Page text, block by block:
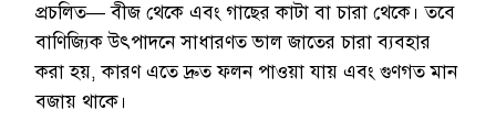
প্রচলিত— বীজ থেকে এবং গাছের কাটা বা চারা থেকে। তবে
বাণিজ্যিক উৎপাদনে সাধারণত ভাল জাতের চারা ব্যবহার
করা হয়, কারণ এতে দ্রুত ফলন পাওয়া যায় এবং গুণগত মান
বজায় থাকে।